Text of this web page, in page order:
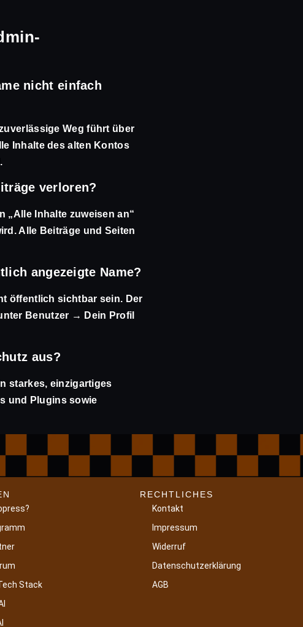
nicht einfach
Weg führt über
Inhalte des alten Kontos
verloren?
„Alle Inhalte zuweisen an“
Alle Beiträge und Seiten
angezeigte Name?
öffentlich sichtbar sein. Der
Benutzer → Dein Profil
aus?
starkes, einzigartiges
und Plugins sowie
Stack
RECHTLICHES
Kontakt
Impressum
Widerruf
Datenschutzerklärung
AGB